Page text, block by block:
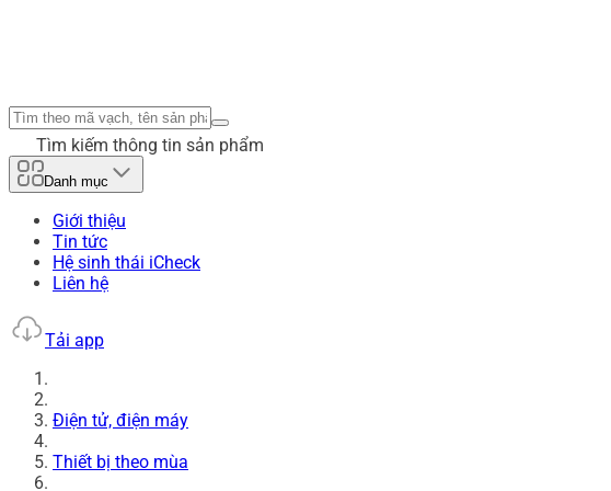
Tìm kiếm thông tin sản phẩm
Danh mục
Giới thiệu
Tin tức
Hệ sinh thái iCheck
Liên hệ
Tải app
Điện tử, điện máy
Thiết bị theo mùa